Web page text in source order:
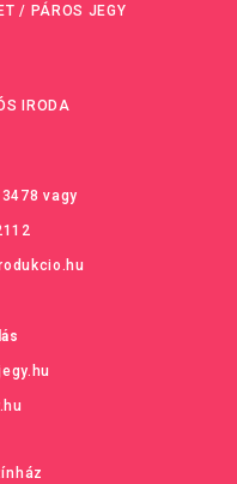
/ PÁROS JEGY
IRODA
vagy